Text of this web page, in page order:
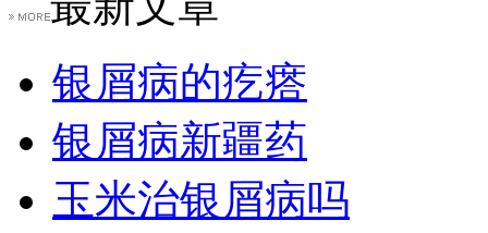
银屑病的疙瘩
银屑病新疆药
玉米治银屑病吗